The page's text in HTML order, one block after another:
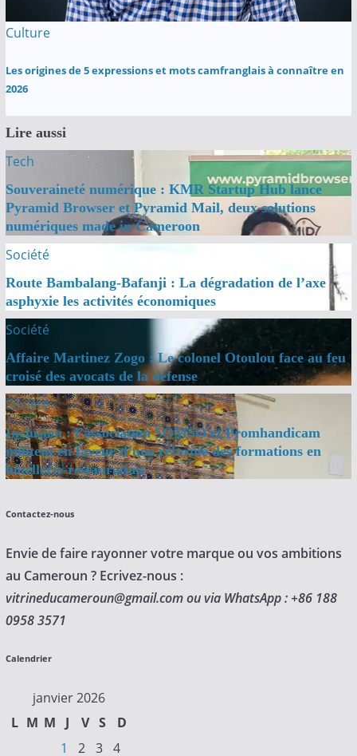
Culture
Les origines de 5 expressions et mots camfranglais à connaître en
2026
Lire aussi
Tech
Souveraineté numérique : KMR Startup Hub lance
Pyramid Browser et Pyramid Mail, deux solutions
numériques made in Cameroon
Société
Route Bambalang-Bafanji : La dégradation de l’axe
asphyxie les activités économiques
Société
Affaire Martinez Zogo : Le colonel Otoulou face au feu
croisé des avocats de la défense
Société
Inclusion : l’association SOMSO et Promhandicam
militent en faveur d’une réforme des formations en
hôtellerie-restauration
Contactez-nous
Envie de faire rayonner votre marque ou vos ambitions
au Cameroun ? Ecrivez-nous :
vitrineducameroun@gmail.com ou via WhatsApp : +86 188
0958 3571
Calendrier
janvier 2026
L M M J V S
D
1
2 3 4